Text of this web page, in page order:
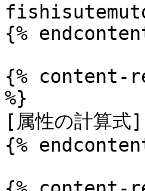
{%
{% content-
%}
[属性の計算
{%